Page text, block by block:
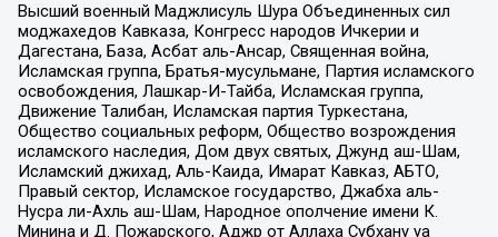
Высший военный Маджлисуль Шура Объединенных сил
моджахедов Кавказа, Конгресс народов Ичкерии и
Дагестана, База, Асбат аль-Ансар, Священная война,
Исламская группа, Братья-мусульмане, Партия исламского
освобождения, Лашкар-И-Тайба, Исламская группа,
Движение Талибан, Исламская партия Туркестана,
Общество социальных реформ, Общество возрождения
исламского наследия, Дом двух святых, Джунд аш-Шам,
Исламский джихад, Аль-Каида, Имарат Кавказ, АБТО,
Правый сектор, Исламское государство, Джабха аль-
Нусра ли-Ахль аш-Шам, Народное ополчение имени К.
Минина и Д. Пожарского, Аджр от Аллаха Субхану уа